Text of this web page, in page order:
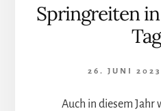
Springreiten
26. JUNI 2023
Auch in diesem